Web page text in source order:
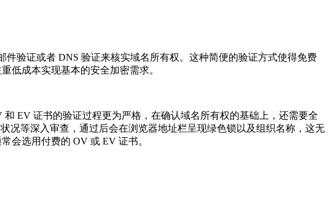
验证或者 DNS 验证来核实域名所有权。这种简便的验证方式使得免费
低成本实现基本的安全加密需求。
EV 证书的验证过程更为严格，在确认域名所有权的基础上，还需要全
况等深入审查，通过后会在浏览器地址栏呈现绿色锁以及组织名称，这无
会选用付费的 OV 或 EV 证书。